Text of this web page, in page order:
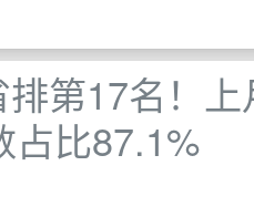
排第17名！
占比87.1%